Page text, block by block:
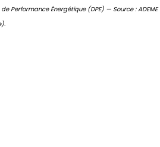
Performance Énergétique (DPE) — Source : ADEME